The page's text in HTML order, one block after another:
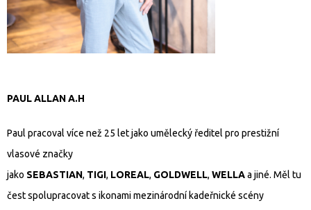
PAUL ALLAN A.H
Paul pracoval více než 25 let jako umělecký ředitel pro prestižní
vlasové značky
jako SEBASTIAN, TIGI, LOREAL, GOLDWELL, WELLAa jiné. Měl tu
čest spolupracovat s ikonami mezinárodní kadeřnické scény